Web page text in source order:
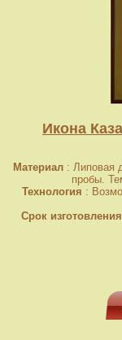
Икона
Материал : Липовая
пробы.
Технология :
Срок изготовления